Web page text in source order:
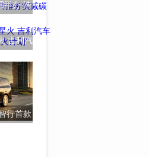
举办 浩
吉利汽
行首款